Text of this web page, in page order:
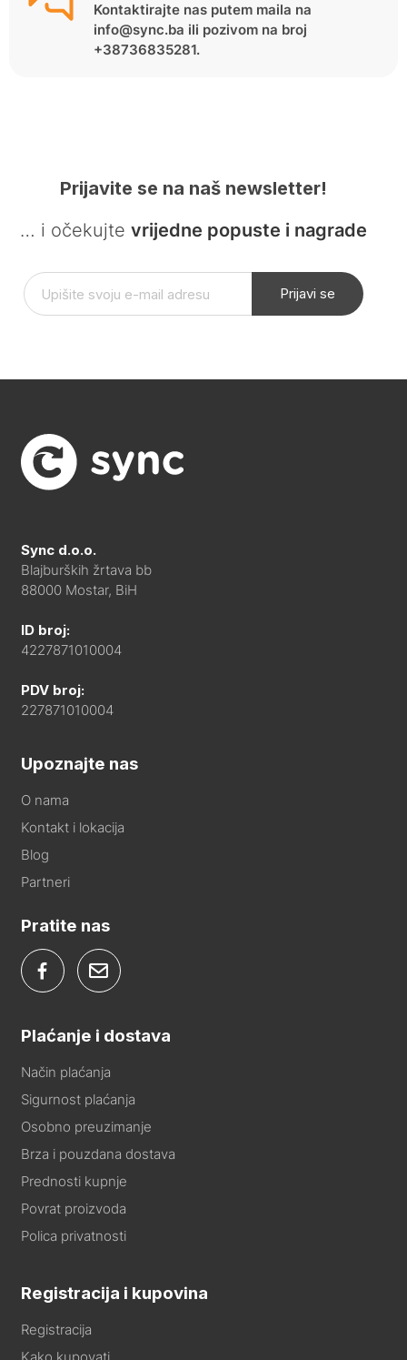
Kontaktirajte nas putem maila na
info@sync.ba ili pozivom na broj
+38736835281.
Prijavite se na naš newsletter!
… i očekujte vrijedne popuste i nagrade
Prijavi se
Sync d.o.o.
Blajburških žrtava bb
88000 Mostar, BiH
ID broj:
4227871010004
PDV broj:
227871010004
Upoznajte nas
O nama
Kontakt i lokacija
Blog
Partneri
Pratite nas
Plaćanje i dostava
Način plaćanja
Sigurnost plaćanja
Osobno preuzimanje
Brza i pouzdana dostava
Prednosti kupnje
Povrat proizvoda
Polica privatnosti
Registracija i kupovina
Registracija